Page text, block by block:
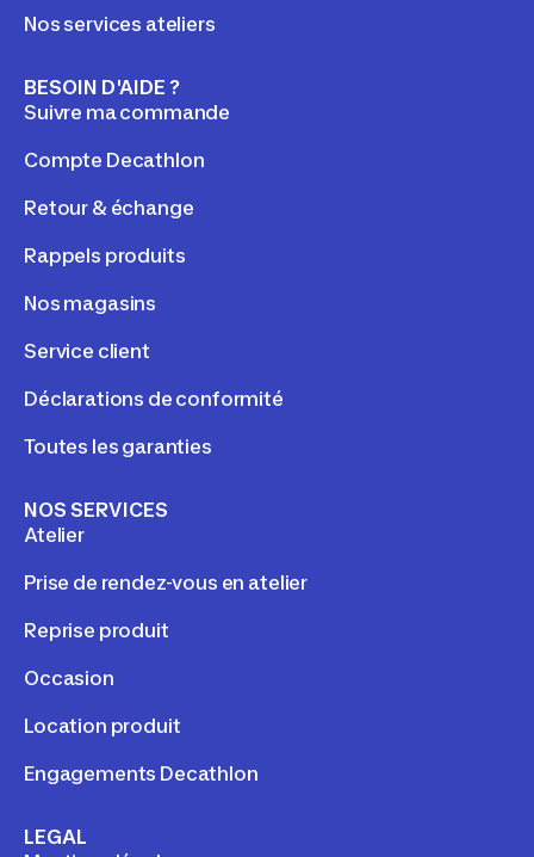
Nos services ateliers
BESOIN D'AIDE ?
Suivre ma commande
Compte Decathlon
Retour & échange
Rappels produits
Nos magasins
Service client
Déclarations de conformité
Toutes les garanties
NOS SERVICES
Atelier
Prise de rendez-vous en atelier
Reprise produit
Occasion
Location produit
Engagements Decathlon
LEGAL